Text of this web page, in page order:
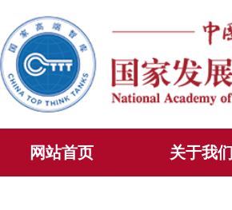
网站首页 关于我们